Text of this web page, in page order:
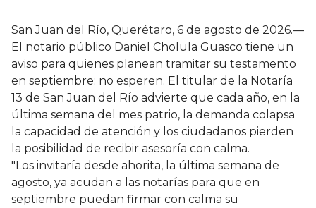
San Juan del Río, Querétaro, 6 de agosto de 2026.—
El notario público Daniel Cholula Guasco tiene un
aviso para quienes planean tramitar su testamento
en septiembre: no esperen. El titular de la Notaría
13 de San Juan del Río advierte que cada año, en la
última semana del mes patrio, la demanda colapsa
la capacidad de atención y los ciudadanos pierden
la posibilidad de recibir asesoría con calma.
"Los invitaría desde ahorita, la última semana de
agosto, ya acudan a las notarías para que en
septiembre puedan firmar con calma su